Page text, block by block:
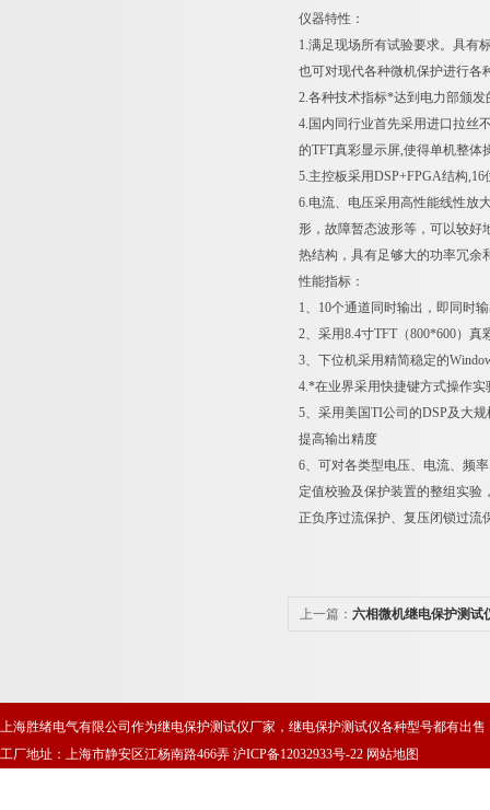
仪器特性：
1.满足现场所有试验要求。具有
也可对现代各种微机保护进行各
2.各种技术指标*达到电力部颁
4.国内同行业首先采用进口拉丝
的TFT真彩显示屏,使得单机整体
5.主控板采用DSP+FPGA结构
6.电流、电压采用高性能线性放
形，故障暂态波形等，可以较好
热结构，具有足够大的功率冗余
性能指标：
1、10个通道同时输出，即同时
2、采用8.4寸TFT（800*600）
3、下位机采用精简稳定的
4.*在业界采用快捷键方式操作
5、采用美国TI公司的DSP及大
提高输出精度
6、可对各类型电压、电流、频
定值校验及保护装置的整组实验
正负序过流保护、复压闭锁过流
上一篇： 六相微机继电保护测试
上海胜绪电气有限公司作为继电保护测试仪厂家，继电保护测试仪各种型号都有出
工厂地址：上海市静安区江杨南路466弄 沪ICP备12032933号-22 网站地图